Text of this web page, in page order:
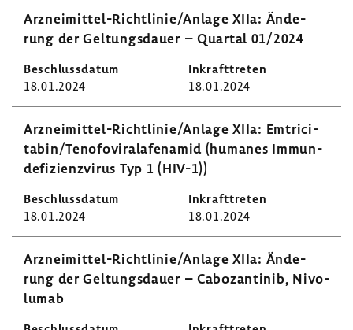
Arzneimittel-​Richtlinie/Anlage XIIa: Ände­
rung der Geltungs­dauer – Quartal 01/2024
18.01.2024 18.01.2024
Arzneimittel-​Richtlinie/Anlage XIIa: Emtri­ci­
tabin/Teno­fo­vi­ralafen­amid (humanes Immun­
de­fi­zi­enz­virus Typ 1 (HIV-1))
18.01.2024 18.01.2024
Arzneimittel-​Richtlinie/Anlage XIIa: Ände­
rung der Geltungs­dauer – Cabo­zan­tinib, Nivo­
lumab